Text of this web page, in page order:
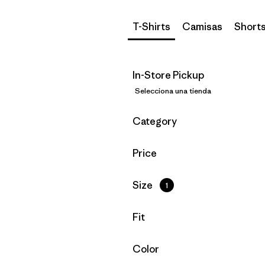
T-Shirts Camisas Shorts
In-Store Pickup
Selecciona una tienda
Filtrar por
Category
Filtrar por
Price
Filtrar por
Size 1
Filtrar por
Fit
Filtrar por
Color